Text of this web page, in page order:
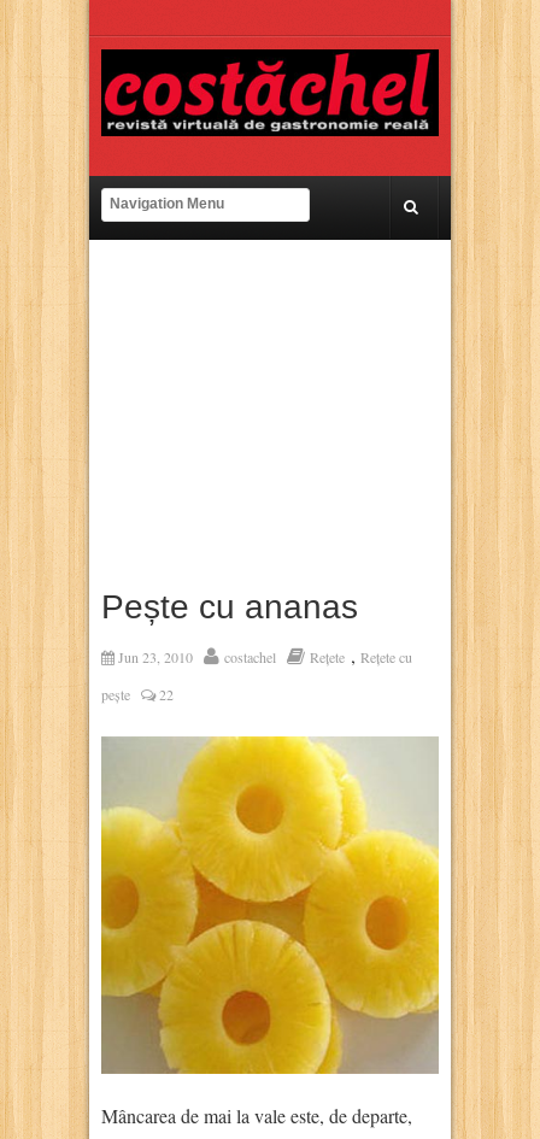
Pește cu ananas
Jun 23, 2010 costachel Rețete , Rețete cu
pește
22
Mâncarea de mai la vale este, de departe,